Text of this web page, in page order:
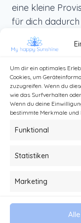
Um dir ein optimales
Cookies, um
zuzugreifen. Wenn du
wie das Surfverhalten
Wenn du deine
bestimmte Merkmale
Funktional
Statistiken
Marketing
eine kleine
für dich
Produkte, die
von ganzem